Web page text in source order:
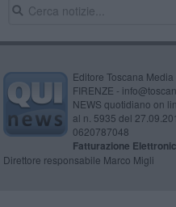
Editore Toscana
FIRENZE -
NEWS quotidiano on
al n. 5935 del
0620787048
Fatturazione
Direttore responsabile Marco Migli